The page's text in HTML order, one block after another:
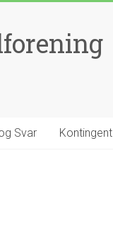
Svar Kontingent